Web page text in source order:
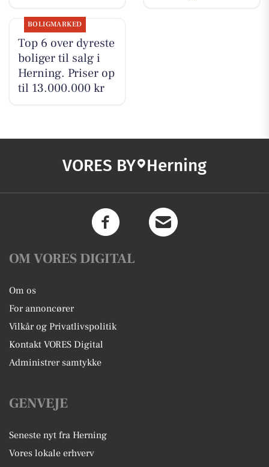
BOLIGMARKED
Top 6 over dyreste
boliger til salg i
Herning. Priser op
til 13.000.000 kr
VORES BY Herning
OM VORES DIGITAL
Om os
For annoncører
Vilkår og Privatlivspolitik
Kontakt VORES Digital
Administrer samtykke
GENVEJE
Seneste nyt fra Herning
Vores lokale erhverv